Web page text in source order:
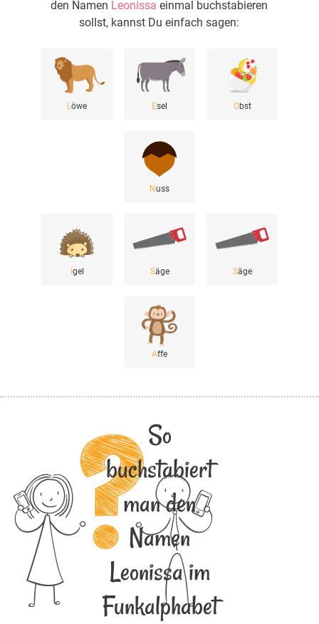
den Namen Leonissa einmal buchstabieren
sollst, kannst Du einfach sagen:
Löwe Esel Obst
Nuss
gel Säge Säge
Affe
So
buchstabiert
man den
Namen
Leonissa im
Funkalphabet